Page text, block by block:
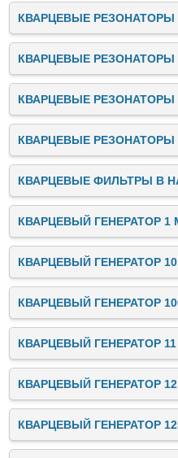
КВАРЦЕВЫЕ РЕЗОНАТОРЫ
КВАРЦЕВЫЕ РЕЗОНАТОРЫ
КВАРЦЕВЫЕ РЕЗОНАТОРЫ
КВАРЦЕВЫЕ РЕЗОНАТОРЫ
КВАРЦЕВЫЕ ФИЛЬТРЫ В
КВАРЦЕВЫЙ ГЕНЕРАТОР 1
КВАРЦЕВЫЙ ГЕНЕРАТОР
КВАРЦЕВЫЙ ГЕНЕРАТОР
КВАРЦЕВЫЙ ГЕНЕРАТОР
КВАРЦЕВЫЙ ГЕНЕРАТОР
КВАРЦЕВЫЙ ГЕНЕРАТОР